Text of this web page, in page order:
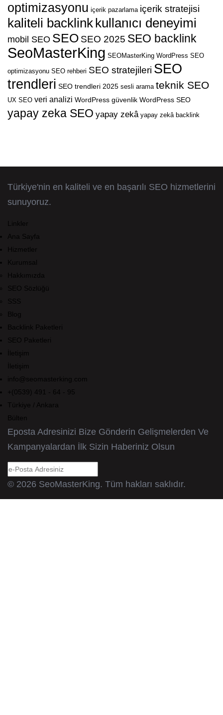
optimizasyonu içerik pazarlama içerik stratejisi
kaliteli backlink kullanıcı deneyimi
mobil SEO SEO SEO 2025 SEO backlink
SeoMasterKing SEOMasterKing WordPress SEO
optimizasyonu SEO rehberi SEO stratejileri SEO
trendleri SEO trendleri 2025 sesli arama teknik SEO
UX SEO veri analizi WordPress güvenlik WordPress SEO
yapay zeka SEO yapay zekâ yapay zekâ backlink
Türkiye'nin en kaliteli ve en başarılı SEO hizmetlerini
sunuyoruz.
Linkler
Ana Sayfa
Hizmetler
Kurumsal
Hakkımızda
SEO Sözlüğü
SSS
Blog
Backlink Paketleri
SEO Paketleri
İletişim
İletişim
info@seomasterking.com
+(0539) 491 - 64 - 95
Türkiye / Ankara
Bülten
Eposta Adresinizi Bize Gönderin Gelişmelerden Ve
Kampanyalardan İlk Sizin Haberiniz Olsun
© 2026 SeoMasterKing. Tüm hakları saklıdır.